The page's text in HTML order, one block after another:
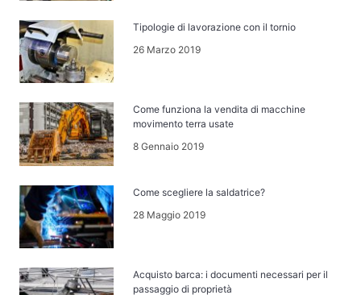
Tipologie di lavorazione con il tornio
26 Marzo 2019
Come funziona la vendita di macchine
movimento terra usate
8 Gennaio 2019
Come scegliere la saldatrice?
28 Maggio 2019
Acquisto barca: i documenti necessari per il
passaggio di proprietà